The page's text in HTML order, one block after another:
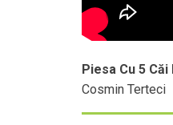
Piesa Cu 5
Cosmin Terteci